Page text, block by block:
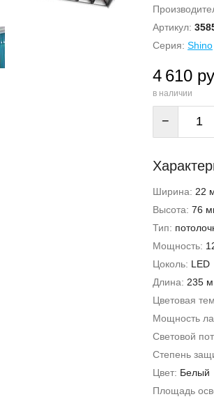
Артикул:
Серия: Shino
4 610
в наличии
−
Ширина: 22
Высота: 76
Тип:
Мощность:
Цоколь: LED
Длина: 235
Цветовая
Мощность
Световой
Степень
Цвет: Белый
Площадь